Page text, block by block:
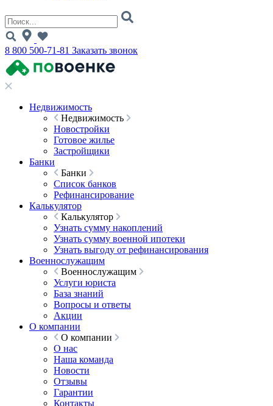
8 800 500-71-81 Заказать звонок
Недвижимость
Недвижимость
Новостройки
Готовое жилье
Застройщики
Банки
Банки
Список банков
Рефинансирование
Калькулятор
Калькулятор
Узнать сумму накоплений
Узнать сумму военной ипотеки
Узнать выгоду от рефинансирования
Военнослужащим
Военнослужащим
Услуги юриста
База знаний
Вопросы и ответы
Акции
О компании
О компании
О нас
Наша команда
Новости
Отзывы
Гарантии
Контакты